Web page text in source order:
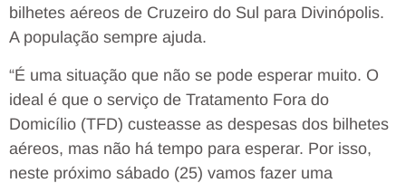
bilhetes aéreos de Cruzeiro do Sul para Divinópolis.
A população sempre ajuda.
“É uma situação que não se pode esperar muito. O
ideal é que o serviço de Tratamento Fora do
Domicílio (TFD) custeasse as despesas dos bilhetes
aéreos, mas não há tempo para esperar. Por isso,
neste próximo sábado (25) vamos fazer uma